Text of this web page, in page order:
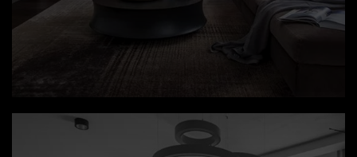
Полотно может иметь разную форму, а также
высоту ворса, достигающую нескольких см, что
позволяет создать мягкий рельеф и игру света.
Ковер ар-деко становится полноценным
рассматривать, отмечая каждую деталь.